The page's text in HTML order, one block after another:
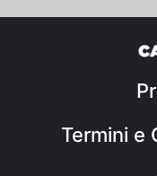
Termini e